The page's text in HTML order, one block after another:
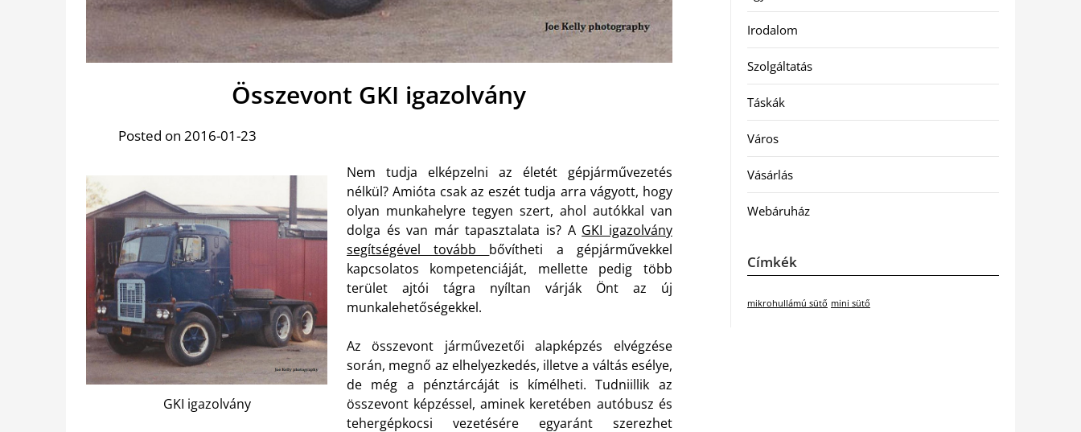
Összevont GKI igazolvány
Posted on 2016-01-23
GKI igazolvány
Nem tudja elképzelni az életét gépjárművezetés
nélkül? Amióta csak az eszét tudja arra vágyott, hogy
olyan munkahelyre tegyen szert, ahol autókkal van
dolga és van már tapasztalata is? A GKI igazolvány
segítségével tovább bővítheti a gépjárművekkel
kapcsolatos kompetenciáját, mellette pedig több
terület ajtói tágra nyíltan várják Önt az új
munkalehetőségekkel.
Az összevont járművezetői alapképzés elvégzése
során, megnő az elhelyezkedés, illetve a váltás esélye,
de még a pénztárcáját is kímélheti. Tudniillik az
összevont képzéssel, aminek keretében autóbusz és
tehergépkocsi vezetésére egyaránt szerezhet
Irodalom
Szolgáltatás
Táskák
Város
Vásárlás
Webáruház
Címkék
mikrohullámú sütő mini sütő